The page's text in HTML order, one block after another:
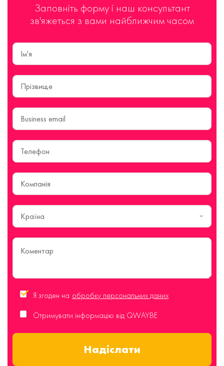
Заповніть форму і наш консультант
зв'яжеться з вами найближчим часом
Країна
Я згоден на обробку персональних даних
Отримувати інформацію від QWAYBE
Надіслати